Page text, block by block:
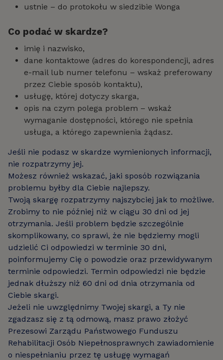
ustnie – do protokołu w siedzibie Wonga
Co podać w skardze?
imię i nazwisko,
dane kontaktowe (adres do korespondencji, adres
e-mail lub numer telefonu – wskaż preferowany
przez Ciebie sposób kontaktu),
usługę, której dotyczy skarga,
opis na czym polega problem – wskaż
wymaganie dostępności, którego nie spełnia
usługa, a którego zapewnienia żądasz.
Jeśli nie podasz w skardze wymienionych informacji,
nie rozpatrzymy jej.
Możesz również wskazać, jaki sposób rozwiązania
problemu byłby dla Ciebie najlepszy.
Twoją skargę rozpatrzymy najszybciej jak to możliwe.
Zrobimy to nie później niż w ciągu 30 dni od jej
otrzymania. Jeśli problem będzie szczególnie
skomplikowany, co sprawi, że nie będziemy mogli
udzielić Ci odpowiedzi w terminie 30 dni,
poinformujemy Cię o powodzie oraz przewidywanym
terminie odpowiedzi. Termin odpowiedzi nie będzie
jednak dłuższy niż 60 dni od dnia otrzymania od
Ciebie skargi.
Jeżeli nie uwzględnimy Twojej skargi, a Ty nie
zgadzasz się z tą odmową, masz prawo złożyć
Prezesowi Zarządu Państwowego Funduszu
Rehabilitacji Osób Niepełnosprawnych zawiadomienie
o niespełnianiu przez tę usługę wymagań